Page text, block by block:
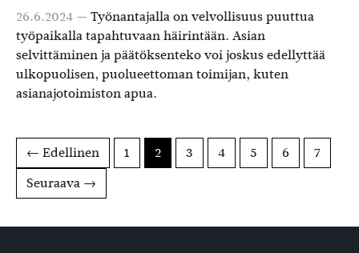
26.6.2024 — Työnantajalla on velvollisuus puuttua
työpaikalla tapahtuvaan häirintään. Asian
selvittäminen ja päätöksenteko voi joskus edellyttää
ulkopuolisen, puolueettoman toimijan, kuten
asianajotoimiston apua.
← Edellinen 1 2 3 4 5 6
7
Seuraava →